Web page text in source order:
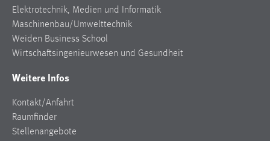
Elektrotechnik, Medien und Informatik
Maschinenbau/Umwelttechnik
Weiden Business School
Wirtschaftsingenieurwesen und Gesundheit
Weitere Infos
Kontakt/Anfahrt
Raumfinder
Stellenangebote